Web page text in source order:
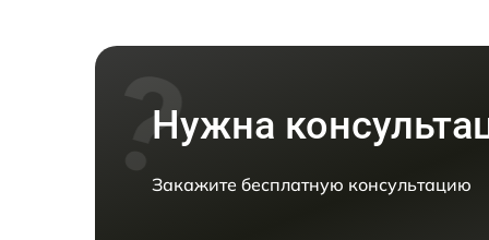
Нужна
Закажите бесплатную консультацию